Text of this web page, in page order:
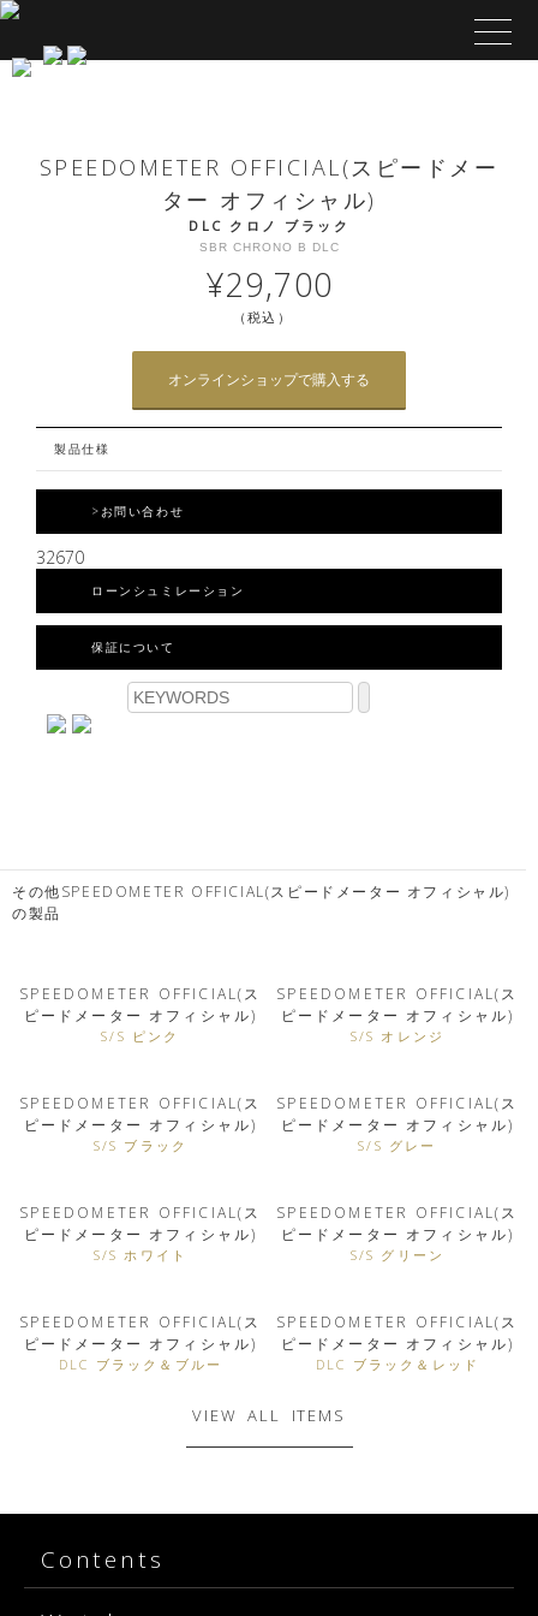
SPEEDOMETER OFFICIAL(スピードメー
ター オフィシャル)
DLC クロノ ブラック
SBR CHRONO B DLC
¥29,700
（税込）
オンラインショップで購入する
製品仕様
>お問い合わせ
32670
ローンシュミレーション
保証について
その他SPEEDOMETER OFFICIAL(スピードメーター オフィシャル)
の製品
SPEEDOMETER OFFICIAL(ス
ピードメーター オフィシャル)
S/S ピンク
SPEEDOMETER OFFICIAL(ス
ピードメーター オフィシャル)
S/S オレンジ
SPEEDOMETER OFFICIAL(ス
ピードメーター オフィシャル)
S/S ブラック
SPEEDOMETER OFFICIAL(ス
ピードメーター オフィシャル)
S/S グレー
SPEEDOMETER OFFICIAL(ス
ピードメーター オフィシャル)
S/S ホワイト
SPEEDOMETER OFFICIAL(ス
ピードメーター オフィシャル)
S/S グリーン
SPEEDOMETER OFFICIAL(ス
ピードメーター オフィシャル)
DLC ブラック＆ブルー
SPEEDOMETER OFFICIAL(ス
ピードメーター オフィシャル)
DLC ブラック＆レッド
VIEW ALL ITEMS
Contents